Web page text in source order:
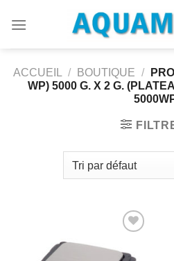
ACCUEIL / BOUTIQUE /
WP) 5000 G. X 2 G.